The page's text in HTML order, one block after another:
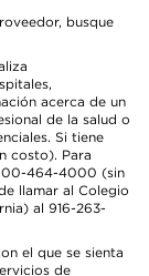
busque
acerca de un
de la salud o
Si tiene
costo). Para
464-4000 (sin
llamar al Colegio
al 916-263-
el que se sienta
de